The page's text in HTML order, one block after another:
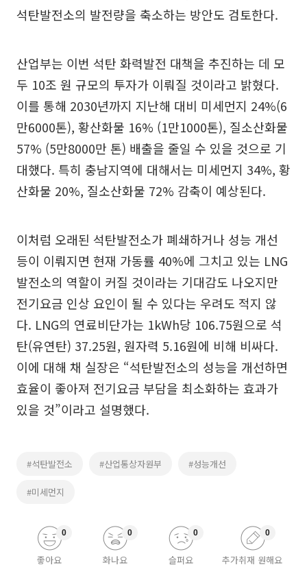
석탄발전소의 발전량을 축소하는 방안도 검토한다.
산업부는 이번 석탄 화력발전 대책을 추진하는 데 모
두 10조 원 규모의 투자가 이뤄질 것이라고 밝혔다.
이를 통해 2030년까지 지난해 대비 미세먼지 24%(6
만6000톤), 황산화물 16% (1만1000톤), 질소산화물
57% (5만8000만 톤) 배출을 줄일 수 있을 것으로 기
대했다. 특히 충남지역에 대해서는 미세먼지 34%, 황
산화물 20%, 질소산화물 72% 감축이 예상된다.
이처럼 오래된 석탄발전소가 폐쇄하거나 성능 개선
등이 이뤄지면 현재 가동률 40%에 그치고 있는 LNG
발전소의 역할이 커질 것이라는 기대감도 나오지만
전기요금 인상 요인이 될 수 있다는 우려도 적지 않
다. LNG의 연료비단가는 1kWh당 106.75원으로 석
탄(유연탄) 37.25원, 원자력 5.16원에 비해 비싸다.
이에 대해 채 실장은 “석탄발전소의 성능을 개선하면
효율이 좋아져 전기요금 부담을 최소화하는 효과가
있을 것”이라고 설명했다.
#석탄발전소 #산업통상자원부 #성능개선
#미세먼지
좋아요
0
화나요
0
슬퍼요
0
추가취재 원해요
0